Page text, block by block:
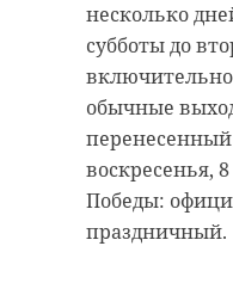
несколько
субботы до
обычные
перенесенный
воскресенья,
Победы:
праздничный.
Анастасия
октября 1923
области. Она
Мурманской
была
классов.
2023:
ждут
А также
отдых.